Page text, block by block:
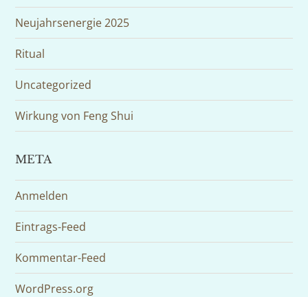
Neujahrsenergie 2025
Ritual
Uncategorized
Wirkung von Feng Shui
META
Anmelden
Eintrags-Feed
Kommentar-Feed
WordPress.org